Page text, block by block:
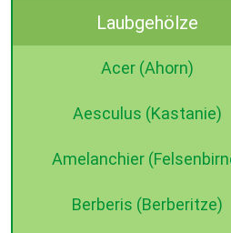
Am besten gedeiht diese
und im Halbschatten auf einem
humosen, durchlässigen Boden.
Laubgehölze
Acer (Ahorn)
Aesculus (Kastanie)
Amelanchier
Berberis (Berberitze)